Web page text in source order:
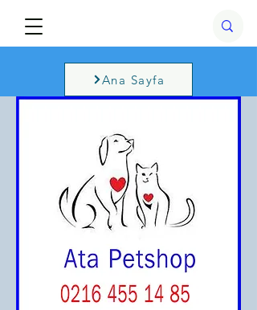
Ana Sayfa